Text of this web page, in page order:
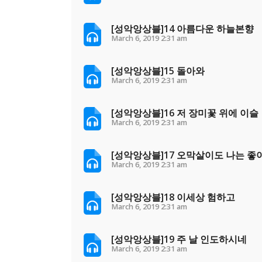
[성악앙상블]14 아름다운 하늘본향
March 6, 2019 2:31 am
[성악앙상블]15 돌아와
March 6, 2019 2:31 am
[성악앙상블]16 저 장미꽃 위에 이슬
March 6, 2019 2:31 am
[성악앙상블]17 오막살이도 나는 좋
March 6, 2019 2:31 am
[성악앙상블]18 이세상 험하고
March 6, 2019 2:31 am
[성악앙상블]19 주 날 인도하시네
March 6, 2019 2:31 am